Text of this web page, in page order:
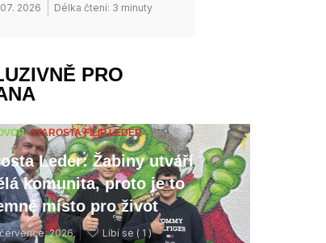
2026 Délka čtení: 3 minuty
PRO
STAROSTA FILIP LEDER
Leder: Žabiny utváří
komunita, proto je to
místo pro život
2026 Líbí se ( 1 )